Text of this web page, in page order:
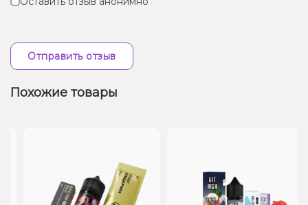
Отправить отзыв
Похожие товары